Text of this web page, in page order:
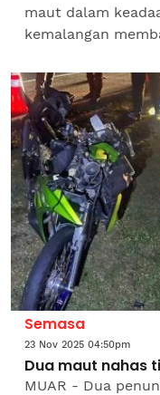
maut dalam
kemalangan
pada
Semasa
23 Nov 2025 04:50pm
Dua maut nahas
MUAR - Dua